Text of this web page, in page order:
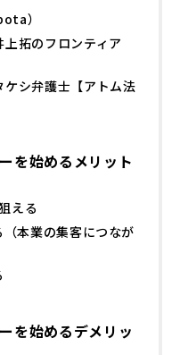
）
拓のフロンティア
シ弁護士【アトム法
を始めるメリット
える
本業の集客につなが
を始めるデメリッ